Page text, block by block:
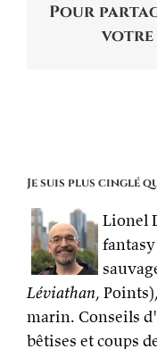
Pour
votre
Je suis plus cinglé
Lionel
Léviathan,
marin. Conseils
bêtises et coups